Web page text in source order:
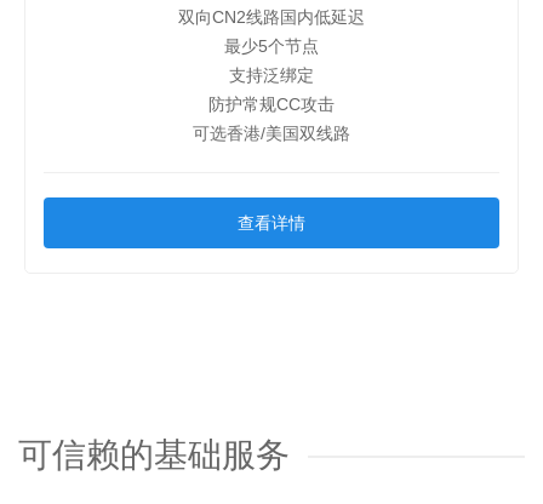
双向CN2线路国内低延迟
最少5个节点
支持泛绑定
防护常规CC攻击
可选香港/美国双线路
查看详情
可信赖的基础服务